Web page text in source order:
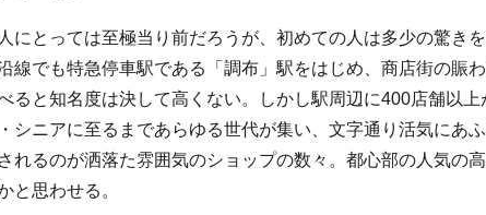
にとっては至極当り前だろうが、初めての人は多少の驚き
線でも特急停車駅である「調布」駅をはじめ、商店街の賑
ると知名度は決して高くない。しかし駅周辺に400店舗以上
シニアに至るまであらゆる世代が集い、文字通り活気にあ
れるのが洒落た雰囲気のショップの数々。都心部の人気の
と思わせる。